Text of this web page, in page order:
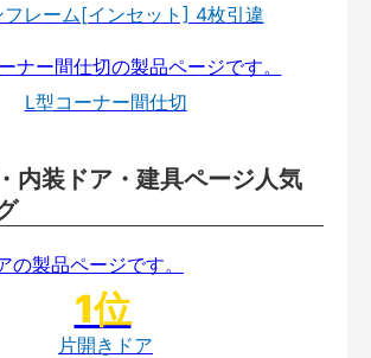
フレーム[インセット] 4枚引違
L型コーナー間仕切
内装ドア・建具ページ人気
片開きドア